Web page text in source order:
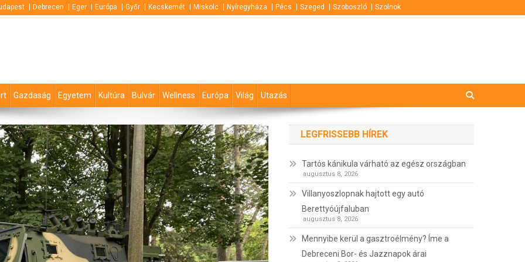
Debrecen Eger Európa Győr Kecskemét Miskolc Nyíregyháza Pécs Szeged Szoboszló Szolnok
Gazdaság Egyetem Kultúra Bulvár Wellness Európa Világ Utazás
LEGFRISSEBB HÍREK
Tartós kánikula várható az egész országban
augusztus 8, 2026
Villanyoszlopnak hajtott egy autó
Berettyóújfaluban
augusztus 8, 2026
Mennyibe kerül a gasztroélmény? Íme a
Debreceni Bor- és Jazznapok árai